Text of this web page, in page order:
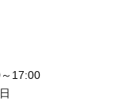
17:00